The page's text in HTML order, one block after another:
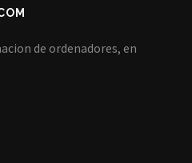
de ordenadores, en